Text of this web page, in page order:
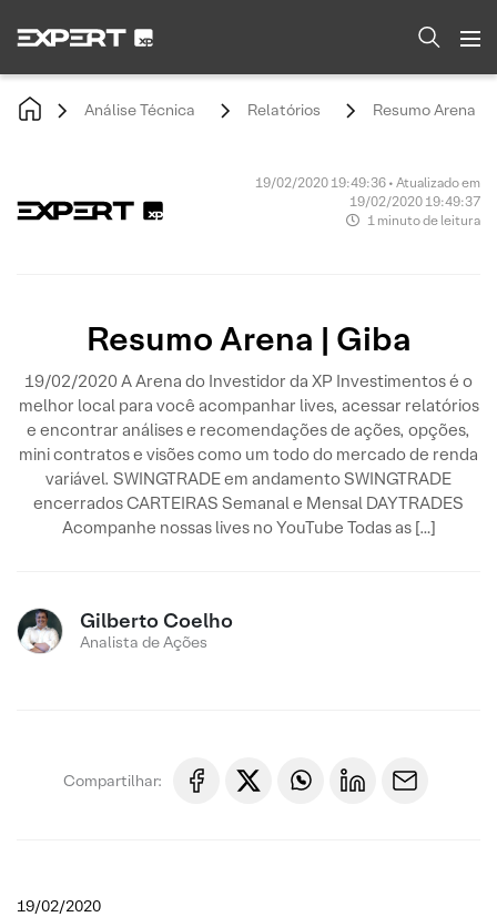
Análise Técnica Relatórios Resumo Arena |
19/02/2020 19:49:36 • Atualizado em
19/02/2020 19:49:37
1 minuto de leitura
Resumo Arena | Giba
19/02/2020 A Arena do Investidor da XP Investimentos é o
melhor local para você acompanhar lives, acessar relatórios
e encontrar análises e recomendações de ações, opções,
mini contratos e visões como um todo do mercado de renda
variável. SWINGTRADE em andamento SWINGTRADE
encerrados CARTEIRAS Semanal e Mensal DAYTRADES
Acompanhe nossas lives no YouTube Todas as […]
Gilberto Coelho
Analista de Ações
Compartilhar:
19/02/2020